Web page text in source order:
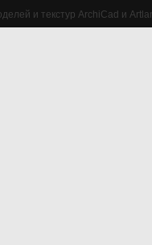
и текстур ArchiCad и